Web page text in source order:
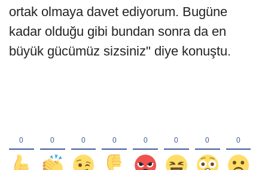
ortak olmaya davet ediyorum. Bugüne
kadar olduğu gibi bundan sonra da en
büyük gücümüz sizsiniz" diye konuştu.